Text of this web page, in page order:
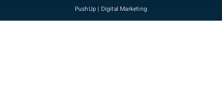
PushUp | Digital Marketing